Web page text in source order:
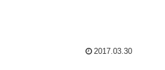
2017.03.30